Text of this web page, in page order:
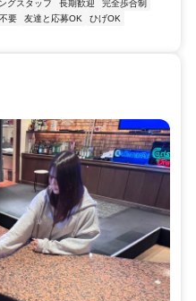
グスタッフ 長期歓迎
完全歩合制
要 友達と応募OK
ひげOK